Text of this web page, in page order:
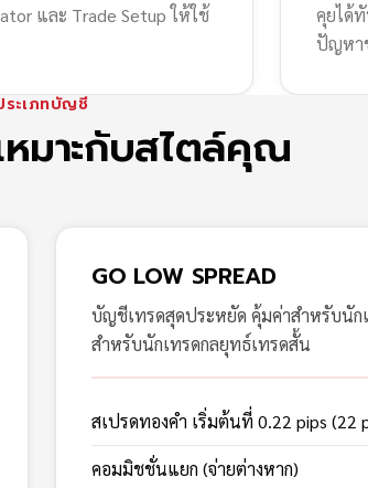
และ Trade Setup ให้ใช้
คุยได้
ปัญหา
ระเภทบัญชี
มาะกับสไตล์คุณ
GO LOW SPREAD
บัญชีเทรดสุดประหยัด คุ้มค่าสำหรับนัก
สำหรับนักเทรดกลยุทธ์เทรดสั้น
สเปรดทองคำ เริ่มต้นที่ 0.22 pips (22
คอมมิชชั่นแยก (จ่ายต่างหาก)